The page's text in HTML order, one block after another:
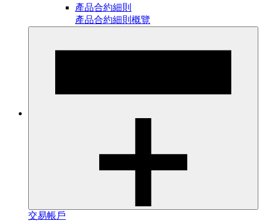
產品合約細則
產品合約細則概覽
交易帳戶